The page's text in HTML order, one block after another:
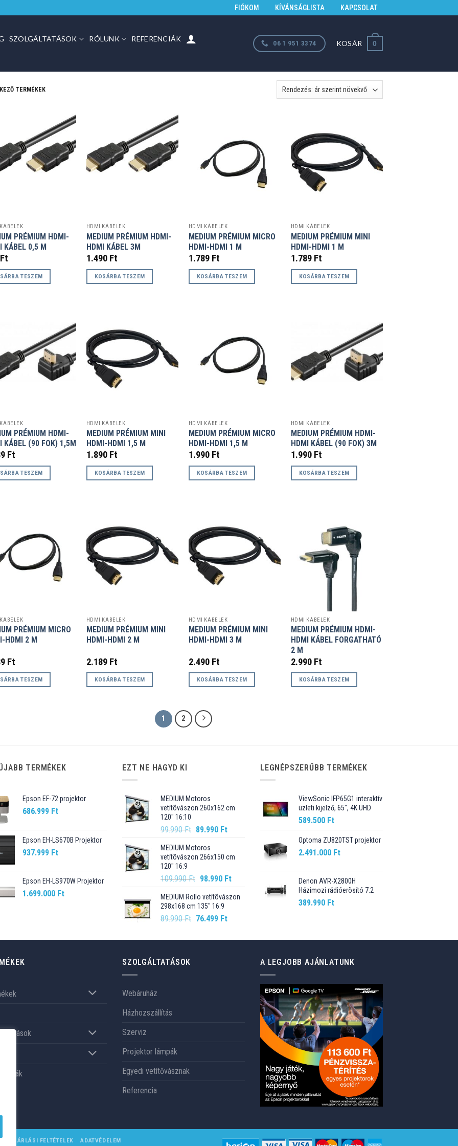
FIÓKOM KÍVÁNSÁGLISTA KAPCSOLAT
SZOLGÁLTATÁSOK RÓLUNK REFERENCIÁK 06 1 951 3374 KOSÁR 0
TERMÉKEK
PRÉMIUM HDMI-
KÁBEL 0,5 M
Ft
TESZEM
HDMI KÁBELEK
MEDIUM PRÉMIUM HDMI-
HDMI KÁBEL 3M
1.490 Ft
KOSÁRBA TESZEM
HDMI KÁBELEK
MEDIUM PRÉMIUM MICRO
HDMI-HDMI 1 M
1.789 Ft
KOSÁRBA TESZEM
HDMI KÁBELEK
MEDIUM PRÉMIUM MINI
HDMI-HDMI 1 M
1.789 Ft
KOSÁRBA TESZEM
PRÉMIUM HDMI-
KÁBEL (90 FOK) 1,5M
Ft
TESZEM
HDMI KÁBELEK
MEDIUM PRÉMIUM MINI
HDMI-HDMI 1,5 M
1.890 Ft
KOSÁRBA TESZEM
HDMI KÁBELEK
MEDIUM PRÉMIUM MICRO
HDMI-HDMI 1,5 M
1.990 Ft
KOSÁRBA TESZEM
HDMI KÁBELEK
MEDIUM PRÉMIUM HDMI-
HDMI KÁBEL (90 FOK) 3M
1.990 Ft
KOSÁRBA TESZEM
PRÉMIUM MICRO
HDMI 2 M
Ft
TESZEM
HDMI KÁBELEK
MEDIUM PRÉMIUM MINI
HDMI-HDMI 2 M
2.189 Ft
KOSÁRBA TESZEM
HDMI KÁBELEK
MEDIUM PRÉMIUM MINI
HDMI-HDMI 3 M
2.490 Ft
KOSÁRBA TESZEM
HDMI KÁBELEK
MEDIUM PRÉMIUM HDMI-
HDMI KÁBEL FORGATHATÓ
2 M
2.990 Ft
KOSÁRBA TESZEM
1 2
TERMÉKEK
Epson EF-72 projektor
686.999 Ft
Epson EH-LS670B Projektor
937.999 Ft
Epson EH-LS970W Projektor
1.699.000 Ft
EZT NE HAGYD KI
MEDIUM Motoros
vetítõvászon 260x162 cm
120" 16:10
99.990Ft Original
was:
99.990 Ft.
89.990 FtCurrent
89.990 Ft.
MEDIUM Motoros
vetítõvászon 266x150 cm
120" 16:9
109.990Ft Original
was:
109.990 Ft.
98.990 FtCurrent
is:
MEDIUM Rollo vetítõvászon
298x168 cm 135" 16:9
89.990Ft Original
was:
76.499 FtCurrent
is:
LEGNÉPSZERŰBB TERMÉKEK
ViewSonic IFP65G1 interaktív
üzleti kijelző, 65", 4K UHD
589.500 Ft
Optoma ZU820TST projektor
2.491.000 Ft
Denon AVR-X2800H
Házimozi rádióerõsító 7.2
389.990 Ft
SZOLGÁLTATÁSOK
Webáruház
Házhozszállítás
Szerviz
Projektor lámpák
Egyedi vetítővásznak
Referencia
A LEGJOBB AJÁNLATUNK
VÁSÁRLÁSI FELTÉTELEK ADATVÉDELEM